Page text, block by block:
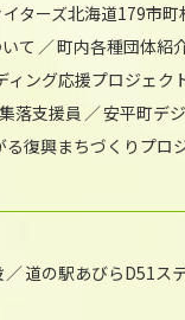
ターズ北海道179市町
て 町内各種団体紹
ィング応援プロジェク
集落支援員
安平町デ
る復興まちづくりプロ
道の駅あびらD51ス